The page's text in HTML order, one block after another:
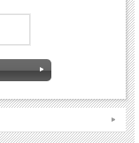
かかる場合もございます
しくお願い致します。
は数量がかわりますが目
ることもございます。